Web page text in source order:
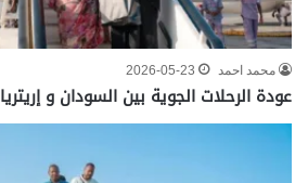
محمد احمد 2026-05-23
عودة الرحلات الجوية بين السودان و إريتريا